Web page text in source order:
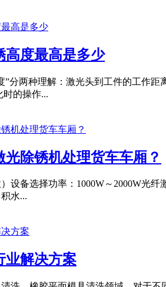
高度最高是多少
”分两种理解：激光头到工件的工作
时的操作...
除锈机处理货车车厢？
设备选择功率：1000W～2000W光
水...
业解决方案